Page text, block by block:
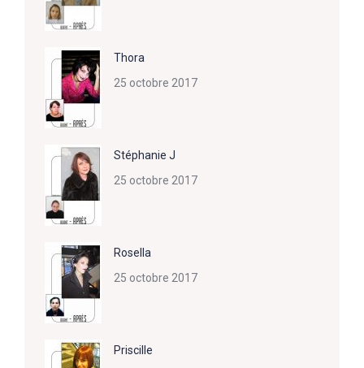
Thora
25 octobre 2017
Stéphanie J
25 octobre 2017
Rosella
25 octobre 2017
Priscille